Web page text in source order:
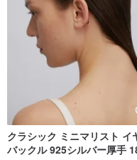
クラシック ミニマリスト イ
バックル 925シルバー厚手